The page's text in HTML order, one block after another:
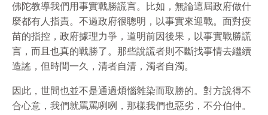
佛陀教導我們用事實戰勝謊言。比如，無論這屆政府做什
麼都有人指責。不過政府很聰明，以事實來迎戰。面對疫
苗的指控，政府據理力爭，道明前因後果，以事實戰勝謊
言，而且也真的戰勝了。那些說謊者則不斷找事情去繼續
造謠，但時間一久，清者自清，濁者自濁。
因此，世間也並不是通過煩惱雜染而取勝的。對方說得不
合心意，我們就罵罵咧咧，那樣我們也惡劣，不分伯仲。